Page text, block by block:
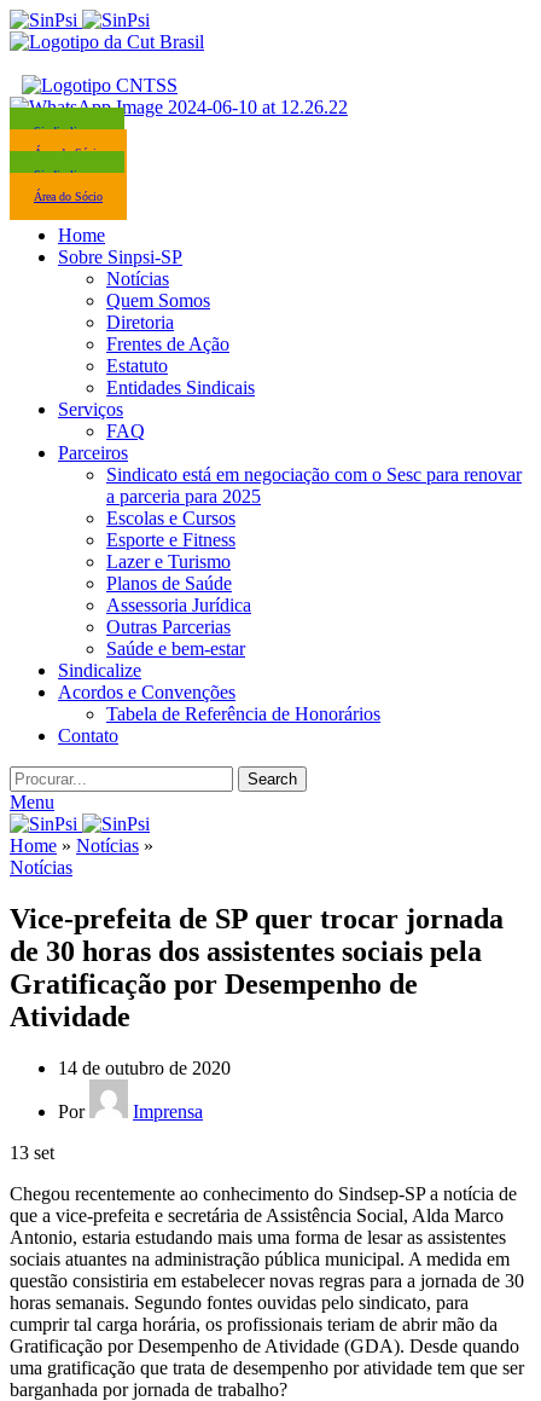
Sindicalize-se
Área do Sócio
Sindicalize-se
Área do Sócio
Home
Sobre Sinpsi-SP
Notícias
Quem Somos
Diretoria
Frentes de Ação
Estatuto
Entidades Sindicais
Serviços
FAQ
Parceiros
Sindicato está em negociação com o Sesc para renovar
a parceria para 2025
Escolas e Cursos
Esporte e Fitness
Lazer e Turismo
Planos de Saúde
Assessoria Jurídica
Outras Parcerias
Saúde e bem-estar
Sindicalize
Acordos e Convenções
Tabela de Referência de Honorários
Contato
Search
Menu
Home » Notícias »
Notícias
Vice-prefeita de SP quer trocar jornada
de 30 horas dos assistentes sociais pela
Gratificação por Desempenho de
Atividade
14 de outubro de 2020
Por
Imprensa
13 set
Chegou recentemente ao conhecimento do Sindsep-SP a notícia de
que a vice-prefeita e secretária de Assistência Social, Alda Marco
Antonio, estaria estudando mais uma forma de lesar as assistentes
sociais atuantes na administração pública municipal. A medida em
questão consistiria em estabelecer novas regras para a jornada de 30
horas semanais. Segundo fontes ouvidas pelo sindicato, para
cumprir tal carga horária, os profissionais teriam de abrir mão da
Gratificação por Desempenho de Atividade (GDA). Desde quando
uma gratificação que trata de desempenho por atividade tem que ser
barganhada por jornada de trabalho?